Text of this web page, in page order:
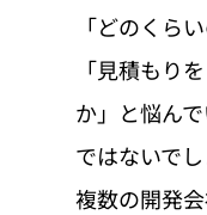
「どのくら
「見積もり
か」と悩ん
ではないでし
複数の開発